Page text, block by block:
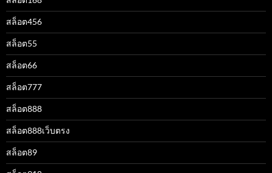
สล็อต456
สล็อต55
สล็อต66
สล็อต777
สล็อต888
สล็อต888เว็บตรง
สล็อต89